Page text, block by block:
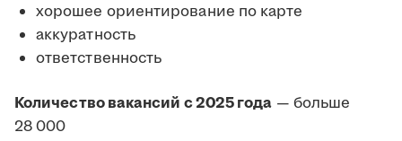
хорошее ориентирование по карте
аккуратность
ответственность
Количество вакансий с 2025 года — больше
28 000